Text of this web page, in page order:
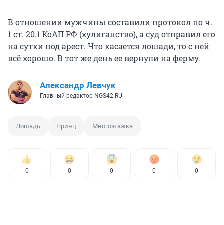
В отношении мужчины составили протокол по ч.
1 ст. 20.1 КоАП РФ (хулиганство), а суд отправил его
на сутки под арест. Что касается лошади, то с ней
всё хорошо. В тот же день ее вернули на ферму.
Александр Левчук
Главный редактор NGS42.RU
Лошадь Принц Многоэтажка
0 0 0 0 0